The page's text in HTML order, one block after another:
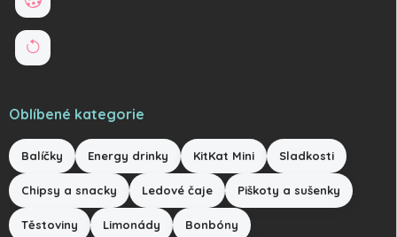
Oblíbené kategorie
Balíčky Energy drinky KitKat Mini Sladkosti
Chipsy a snacky Ledové čaje Piškoty a sušenky
Těstoviny Limonády Bonbóny